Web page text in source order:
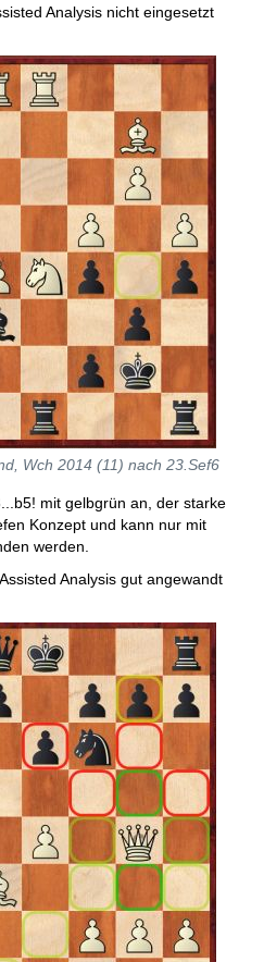
Analysis nicht eingesetzt
Wch 2014 (11) nach 23.Sef6
mit gelbgrün an, der starke
Konzept und kann nur mit
werden.
Analysis gut angewandt